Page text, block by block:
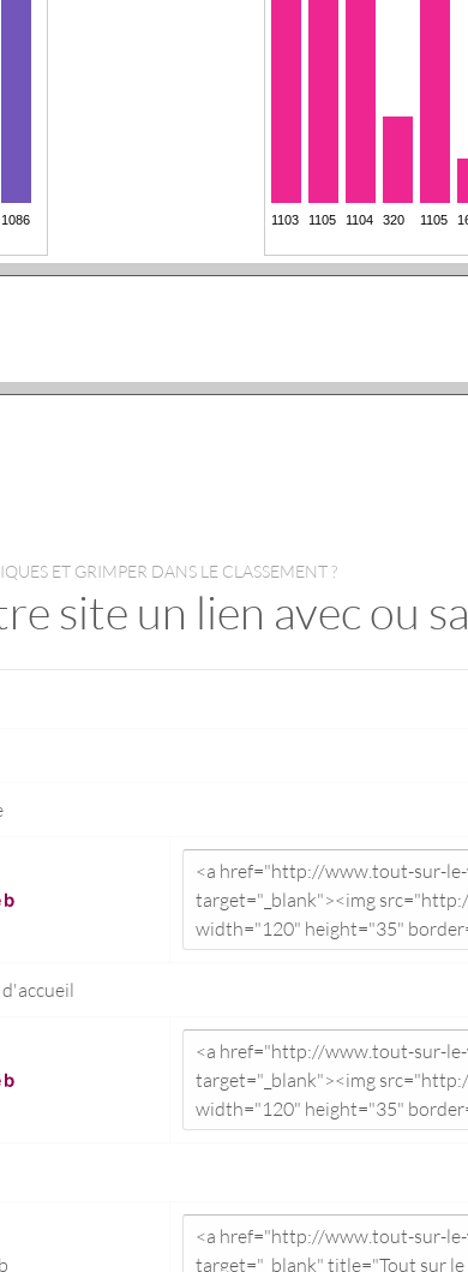
ET GRIMPER DANS LE CLASSEMENT ?
site un lien avec ou
d'accueil